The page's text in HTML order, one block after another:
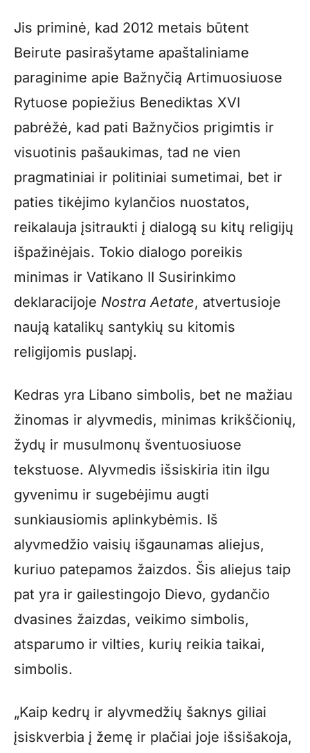
Jis priminė, kad 2012 metais būtent
Beirute pasirašytame apaštaliniame
paraginime apie Bažnyčią Artimuosiuose
Rytuose popiežius Benediktas XVI
pabrėžė, kad pati Bažnyčios prigimtis ir
visuotinis pašaukimas, tad ne vien
pragmatiniai ir politiniai sumetimai, bet ir
paties tikėjimo kylančios nuostatos,
reikalauja įsitraukti į dialogą su kitų religijų
išpažinėjais. Tokio dialogo poreikis
minimas ir Vatikano II Susirinkimo
deklaracijoje Nostra Aetate, atvertusioje
naują katalikų santykių su kitomis
religijomis puslapį.
Kedras yra Libano simbolis, bet ne mažiau
žinomas ir alyvmedis, minimas krikščionių,
žydų ir musulmonų šventuosiuose
tekstuose. Alyvmedis išsiskiria itin ilgu
gyvenimu ir sugebėjimu augti
sunkiausiomis aplinkybėmis. Iš
alyvmedžio vaisių išgaunamas aliejus,
kuriuo patepamos žaizdos. Šis aliejus taip
pat yra ir gailestingojo Dievo, gydančio
dvasines žaizdas, veikimo simbolis,
atsparumo ir vilties, kurių reikia taikai,
simbolis.
„Kaip kedrų ir alyvmedžių šaknys giliai
įsiskverbia į žemę ir plačiai joje išsišakoja,